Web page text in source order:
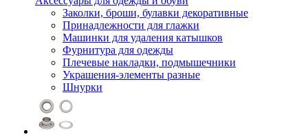
Заколки, броши, булавки декоративные
Принадлежности для глажки
Машинки для удаления катышков
Фурнитура для одежды
Плечевые накладки, подмышечники
Украшения-элементы разные
Шнурки